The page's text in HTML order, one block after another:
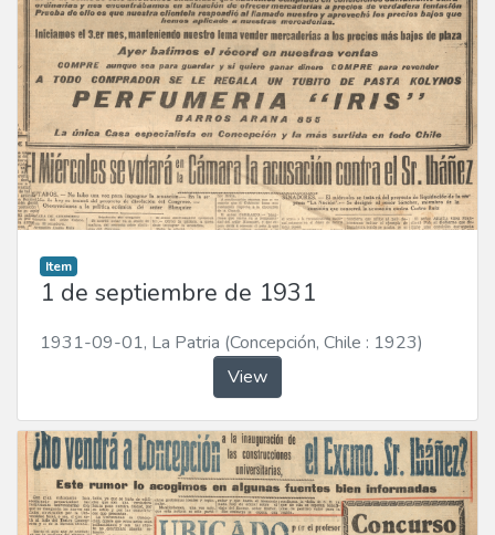
Item
1 de septiembre de 1931
1931-09-01, La Patria (Concepción, Chile : 1923)
View